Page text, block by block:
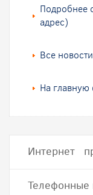
Подробнее
адрес)
Все
На главную
Интернет
Телефонные